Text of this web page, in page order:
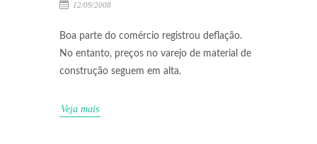
12/09/2008
Boa parte do comércio registrou deflação.
No entanto, preços no varejo de material de
construção seguem em alta.
Veja mais